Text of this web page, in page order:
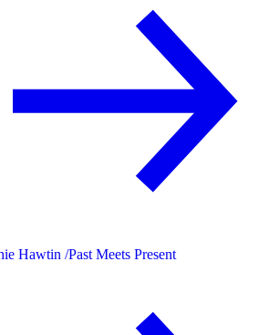
Hawtin /Past Meets Present